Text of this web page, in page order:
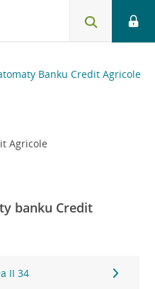
Banku Credit Agricole
Agricole
banku Credit
II 34